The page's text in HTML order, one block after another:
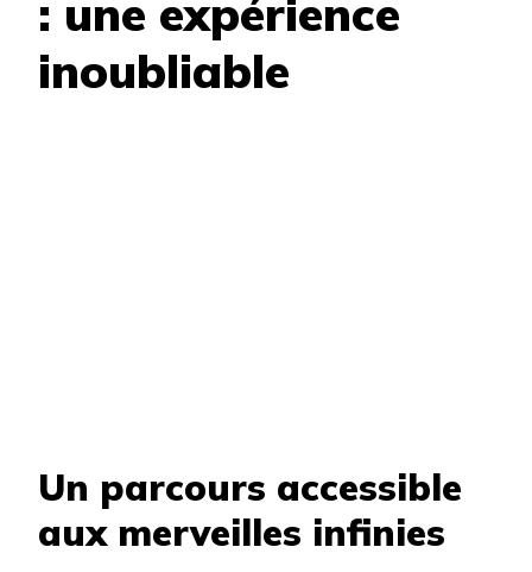
: une expérience
inoubliable
Un parcours accessible
aux merveilles infinies